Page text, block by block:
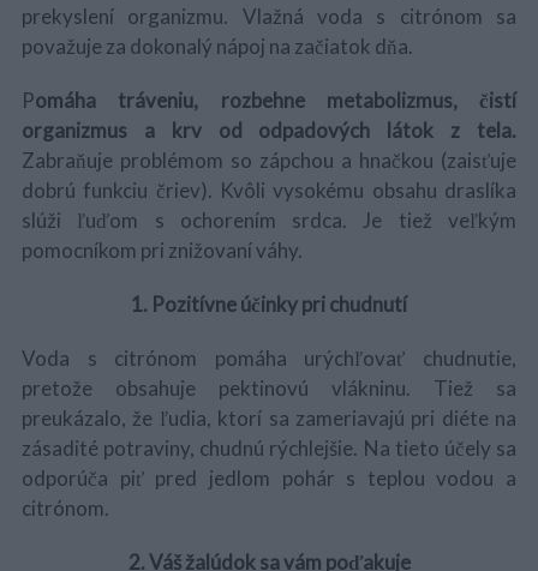
prekyslení organizmu. Vlažná voda s citrónom sa
považuje za dokonalý nápoj na začiatok dňa.
Pomáha tráveniu, rozbehne metabolizmus, čistí
organizmus a krv od odpadových látok z tela.
Zabraňuje problémom so zápchou a hnačkou (zaisťuje
dobrú funkciu čriev). Kvôli vysokému obsahu draslíka
slúži ľuďom s ochorením srdca. Je tiež veľkým
pomocníkom pri znižovaní váhy.
1. Pozitívne účinky pri chudnutí
Voda s citrónom pomáha urýchľovať chudnutie,
pretože obsahuje pektinovú vlákninu. Tiež sa
preukázalo, že ľudia, ktorí sa zameriavajú pri diéte na
zásadité potraviny, chudnú rýchlejšie. Na tieto účely sa
odporúča piť pred jedlom pohár s teplou vodou a
citrónom.
2. Váš žalúdok sa vám poďakuje